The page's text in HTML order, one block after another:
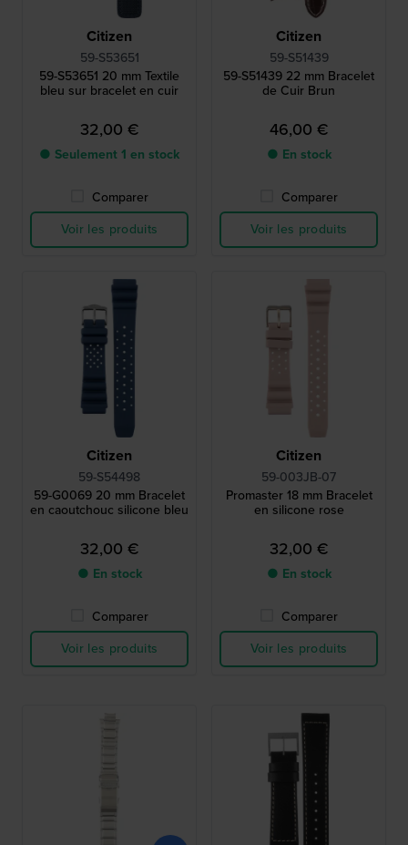
Citizen
59-S53651
59-S53651 20 mm Textile
bleu sur bracelet en cuir
32,00 €
● Seulement 1 en stock
Comparer
Voir les produits
Citizen
59-S51439
59-S51439 22 mm Bracelet
de Cuir Brun
46,00 €
● En stock
Comparer
Voir les produits
Citizen
59-S54498
59-G0069 20 mm Bracelet
en caoutchouc silicone bleu
32,00 €
● En stock
Comparer
Voir les produits
Citizen
59-003JB-07
Promaster 18 mm Bracelet
en silicone rose
32,00 €
● En stock
Comparer
Voir les produits